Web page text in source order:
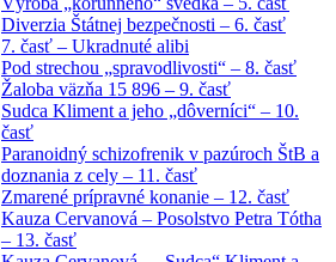
Diverzia Štátnej bezpečnosti – 6. časť
7. časť – Ukradnuté alibi
Pod strechou „spravodlivosti“ – 8. časť
Žaloba väzňa 15 896 – 9. časť
Sudca Kliment a jeho „dôverníci“ – 10.
časť
Paranoidný schizofrenik v pazúroch ŠtB a
doznania z cely – 11. časť
Zmarené prípravné konanie – 12. časť
Kauza Cervanová – Posolstvo Petra Tótha
– 13. časť